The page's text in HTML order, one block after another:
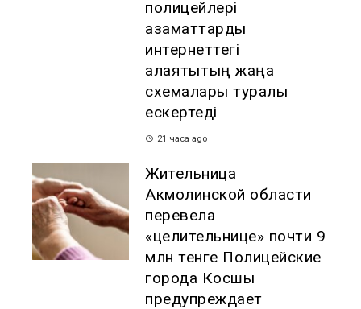
полицейлері
азаматтарды
интернеттегі
алаяқтықтың жаңа
схемалары туралы
ескертеді
21 часа ago
Жительница
Акмолинской области
перевела
«целительнице» почти 9
млн тенге Полицейские
города Косшы
предупреждает